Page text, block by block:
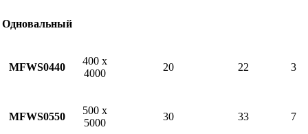
Одновальный
MFWS0440
400 х
4000
20 22 3
MFWS0550
500 х
5000
30 33 7